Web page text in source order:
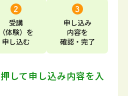
受講
（体験） を
申し込む
申し込み
内容を
確認・完了
して申し込み内容を入